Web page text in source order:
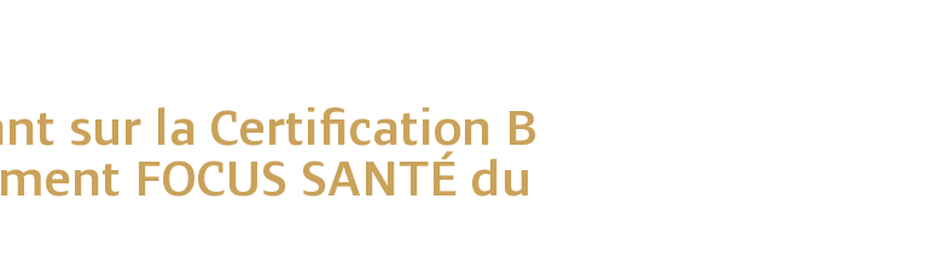
sur la Certification B
FOCUS SANTÉ du